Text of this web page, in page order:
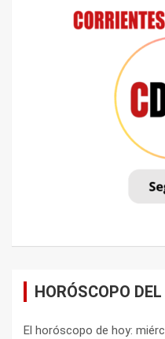
HORÓSCOPO
El horóscopo de hoy: